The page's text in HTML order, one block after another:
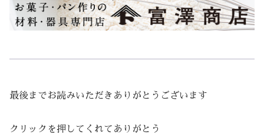
最後までお読みいただきありがとうございます
クリックを押してくれてありがとう